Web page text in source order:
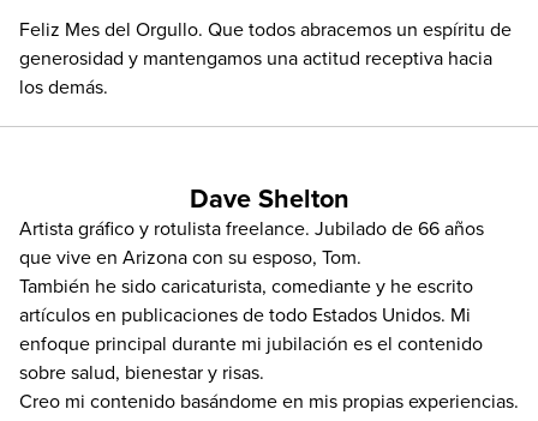
Feliz Mes del Orgullo. Que todos abracemos un espíritu de
generosidad y mantengamos una actitud receptiva hacia
los demás.
Dave Shelton
Artista gráfico y rotulista freelance. Jubilado de 66 años
que vive en Arizona con su esposo, Tom.
También he sido caricaturista, comediante y he escrito
artículos en publicaciones de todo Estados Unidos. Mi
enfoque principal durante mi jubilación es el contenido
sobre salud, bienestar y risas.
Creo mi contenido basándome en mis propias experiencias.